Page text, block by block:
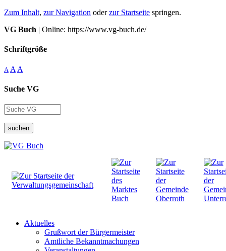
Zum Inhalt, zur Navigation oderzur Startseite springen.
VG Buch | Online: https://www.vg-buch.de/
Schriftgröße
A A A
Suche VG
suchen
Aktuelles
Grußwort der Bürgermeister
Amtliche Bekanntmachungen